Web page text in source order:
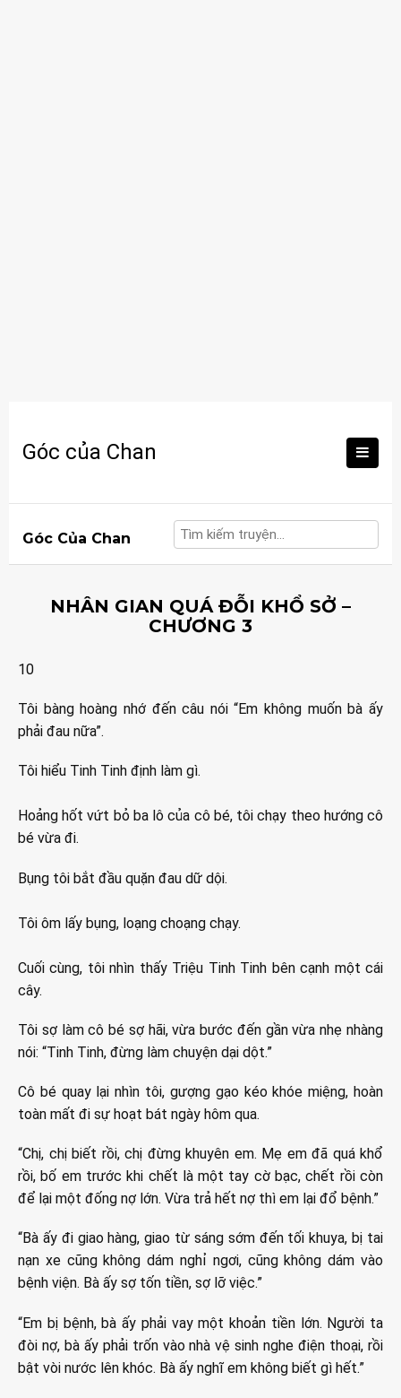
content
Góc của Chan
Góc Của Chan
NHÂN GIAN QUÁ ĐỖI KHỔ SỞ –
CHƯƠNG 3
10
Tôi bàng hoàng nhớ đến câu nói “Em không muốn bà ấy
phải đau nữa”.
Tôi hiểu Tinh Tinh định làm gì.
Hoảng hốt vứt bỏ ba lô của cô bé, tôi chạy theo hướng cô
bé vừa đi.
Bụng tôi bắt đầu quặn đau dữ dội.
Tôi ôm lấy bụng, loạng choạng chạy.
Cuối cùng, tôi nhìn thấy Triệu Tinh Tinh bên cạnh một cái
cây.
Tôi sợ làm cô bé sợ hãi, vừa bước đến gần vừa nhẹ nhàng
nói: “Tinh Tinh, đừng làm chuyện dại dột.”
Cô bé quay lại nhìn tôi, gượng gạo kéo khóe miệng, hoàn
toàn mất đi sự hoạt bát ngày hôm qua.
“Chị, chị biết rồi, chị đừng khuyên em. Mẹ em đã quá khổ
rồi, bố em trước khi chết là một tay cờ bạc, chết rồi còn
để lại một đống nợ lớn. Vừa trả hết nợ thì em lại đổ bệnh.”
“Bà ấy đi giao hàng, giao từ sáng sớm đến tối khuya, bị tai
nạn xe cũng không dám nghỉ ngơi, cũng không dám vào
bệnh viện. Bà ấy sợ tốn tiền, sợ lỡ việc.”
“Em bị bệnh, bà ấy phải vay một khoản tiền lớn. Người ta
đòi nợ, bà ấy phải trốn vào nhà vệ sinh nghe điện thoại, rồi
bật vòi nước lên khóc. Bà ấy nghĩ em không biết gì hết.”